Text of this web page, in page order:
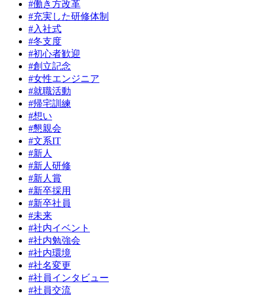
#働き方改革
#充実した研修体制
#入社式
#冬支度
#初心者歓迎
#創立記念
#女性エンジニア
#就職活動
#帰宅訓練
#想い
#懇親会
#文系IT
#新人
#新人研修
#新人賞
#新卒採用
#新卒社員
#未来
#社内イベント
#社内勉強会
#社内環境
#社名変更
#社員インタビュー
#社員交流